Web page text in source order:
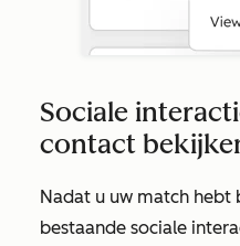
Sociale
contact
Nadat u uw match hebt
bestaande sociale